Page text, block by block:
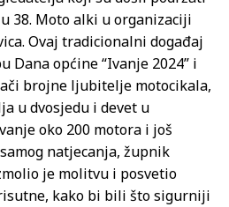
38. Moto alki u organizaciji
Ovaj tradicionalni događaj
Dana općine “Ivanje 2024” i
brojne ljubitelje motocikala,
u dvosjedu i devet u
oko 200 motora i još
natjecanja, župnik
je molitvu i posvetio
kako bi bili što sigurniji